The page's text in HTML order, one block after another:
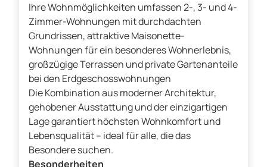
Ihre Wohnmöglichkeiten umfassen 2-, 3- und 4-
Zimmer-Wohnungen mit durchdachten
Grundrissen, attraktive Maisonette-
Wohnungen für ein besonderes Wohnerlebnis,
großzügige Terrassen und private Gartenanteile
bei den Erdgeschosswohnungen
Die Kombination aus moderner Architektur,
gehobener Ausstattung und der einzigartigen
Lage garantiert höchsten Wohnkomfort und
Lebensqualität – ideal für alle, die das
Besondere suchen.
Besonderheiten